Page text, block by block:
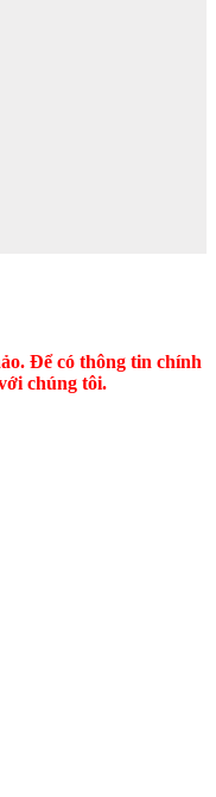
Để có thông tin chính
chúng tôi.